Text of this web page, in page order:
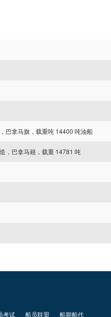
巴拿马旗，载重吨 14400 吨油船
，巴拿马籍，载重 14781 吨
考试 船员联盟 船期船代